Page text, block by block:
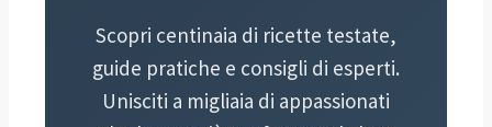
Scopri centinaia di ricette testate,
guide pratiche e consigli di esperti.
Unisciti a migliaia di appassionati